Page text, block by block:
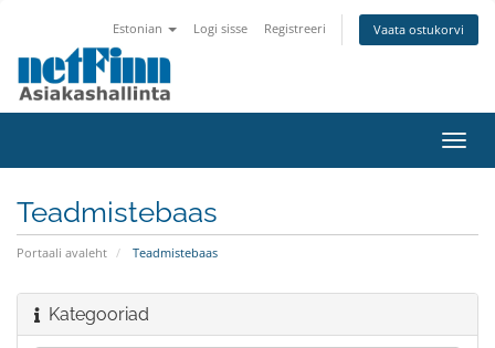
Estonian Logi sisse Registreeri Vaata ostukorvi
Teadmistebaas
Portaali avaleht Teadmistebaas
Kategooriad